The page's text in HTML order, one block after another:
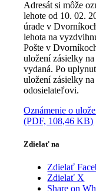
Adresát si môže
lehote od 10. 02.
úrade v
lehota na
Pošte v
uložení zásielky na
vydaná. Po
uložení zásielky na
odosielateľovi.
Oznámenie o
(PDF, 108,46 KB)
Zdielať na
Zdielať
Zdielať X
Share on